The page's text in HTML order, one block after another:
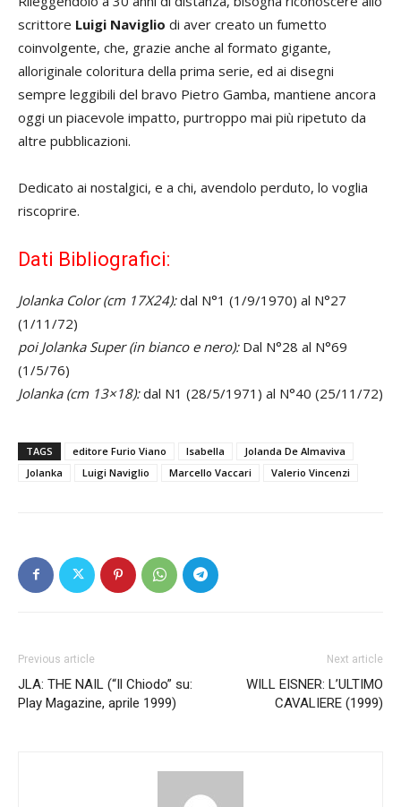
scrittore Luigi Naviglio di aver creato un fumetto
coinvolgente, che, grazie anche al formato gigante,
alloriginale coloritura della prima serie, ed ai disegni
sempre leggibili del bravo Pietro Gamba, mantiene ancora
oggi un piacevole impatto, purtroppo mai più ripetuto da
altre pubblicazioni.
Dedicato ai nostalgici, e a chi, avendolo perduto, lo voglia
riscoprire.
Dati Bibliografici:
Jolanka Color (cm 17X24):dal N°1 (1/9/1970) al N°27
(1/11/72)
poi Jolanka Super (in bianco e nero): Dal N°28 al N°69
(1/5/76)
Jolanka (cm 13×18):dal N1 (28/5/1971) al N°40 (25/11/72)
TAGS editore Furio Viano Isabella
Jolanda De Almaviva
Jolanka
Luigi Naviglio Marcello Vaccari Valerio Vincenzi
Previous article
JLA: THE NAIL (“Il Chiodo” su:
Play Magazine, aprile 1999)
Next article
WILL EISNER: L’ULTIMO
CAVALIERE (1999)